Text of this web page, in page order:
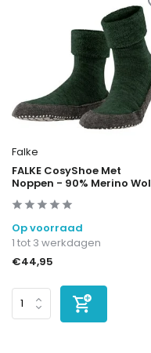
Falke
FALKE CosyShoe Met
Noppen - 90% Merino Wol
Op voorraad
1 tot 3 werkdagen
€44,95